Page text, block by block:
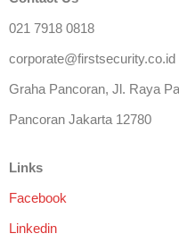
021 7918 0818
corporate@firstsecurity.co.id
Graha Pancoran, Jl. Raya
Pancoran Jakarta 12780
Links
Facebook
Linkedin